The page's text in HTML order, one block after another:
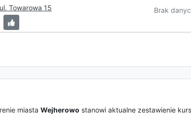
ul. Towarowa 15
Brak
miasta Wejherowo stanowi aktualne zestawienie